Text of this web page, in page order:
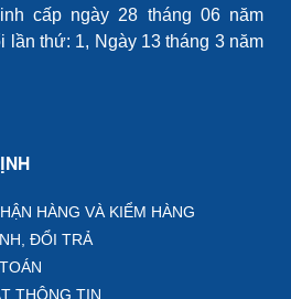
cấp ngày 28 tháng 06 năm
lần thứ: 1, Ngày 13 tháng 3 năm
HÀNG VÀ KIỂM HÀNG
ĐỔI TRẢ
THÔNG TIN